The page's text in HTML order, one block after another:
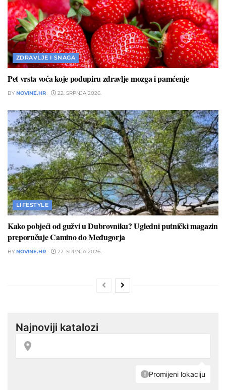
ZDRAVLJE I SNAGA
Pet vrsta voća koje podupiru zdravlje mozga i pamćenje
BY NOVINE.HR 22. SRPNJA 2026.
LIFESTYLE
Kako pobjeći od gužvi u Dubrovniku? Ugledni putnički magazin
preporučuje Camino do Međugorja
BY NOVINE.HR 22. SRPNJA 2026.